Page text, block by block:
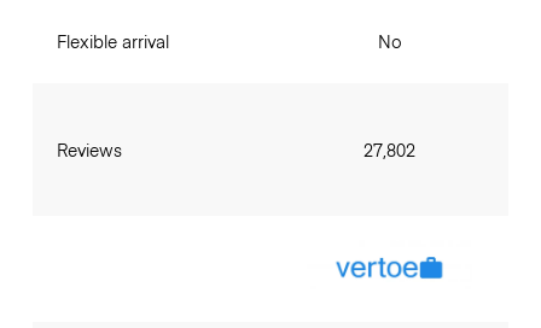
Flexible arrival
Reviews
No
27,802